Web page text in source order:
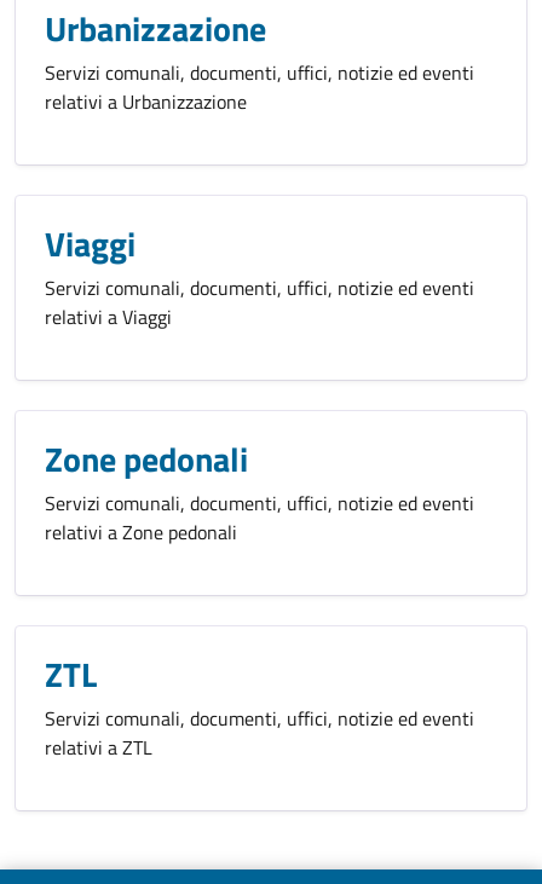
Urbanizzazione
Servizi comunali, documenti, uffici, notizie ed eventi
relativi a Urbanizzazione
Viaggi
Servizi comunali, documenti, uffici, notizie ed eventi
relativi a Viaggi
Zone pedonali
Servizi comunali, documenti, uffici, notizie ed eventi
relativi a Zone pedonali
ZTL
Servizi comunali, documenti, uffici, notizie ed eventi
relativi a ZTL